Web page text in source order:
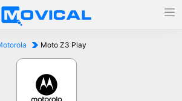
Moto Z3 Play